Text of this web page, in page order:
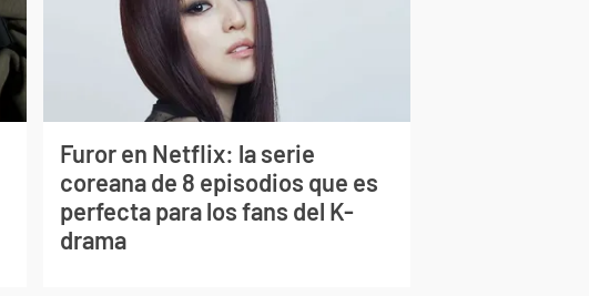
Furor en Netflix: la serie
coreana de 8 episodios que es
perfecta para los fans del K-
drama